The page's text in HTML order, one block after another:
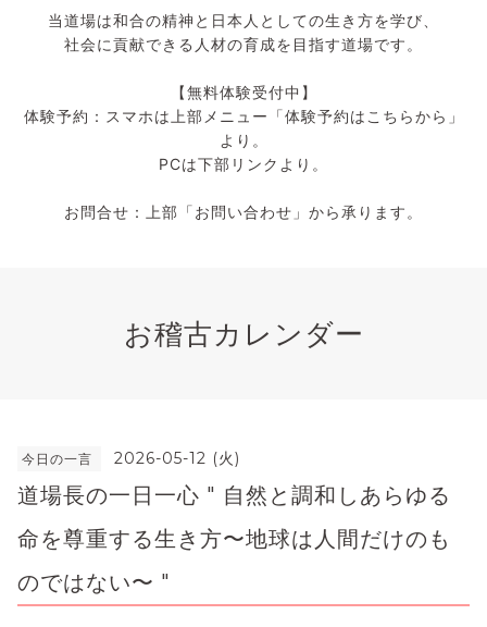
当道場は和合の精神と日本人としての生き方を学び、
社会に貢献できる人材の育成を目指す道場です。
【無料体験受付中】
体験予約：スマホは上部メニュー「体験予約はこちらから」
より。
PCは下部リンクより。
お問合せ：上部「お問い合わせ」から承ります。
お稽古カレンダー
今日の一言 2026-05-12 (火)
道場長の一日一心 " ​自然と調和しあらゆる
命を尊重する生き方〜地球は人間だけのも
のではない〜 "